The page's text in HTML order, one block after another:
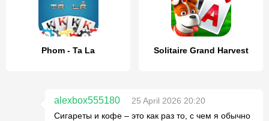
Phom - Ta La Solitaire Grand Harvest
alexbox555180
25 April 2026 20:20
Сигареты и кофе – это как раз то, с чем я обычно